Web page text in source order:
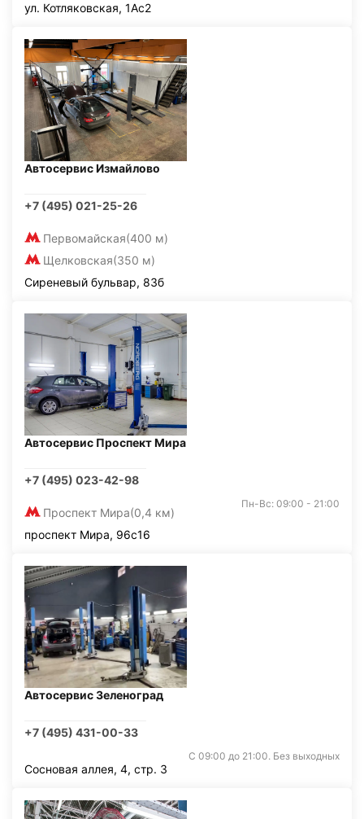
ул. Котляковская, 1Ас2
Автосервис Измайлово
+7 (495) 021-25-26
Первомайская(400 м)
Щелковская(350 м)
Сиреневый бульвар, 83б
Автосервис Проспект Мира
+7 (495) 023-42-98
Проспект Мира(0,4 км)
Пн-Вс: 09:00 - 21:00
проспект Мира, 96с16
Автосервис Зеленоград
+7 (495) 431-00-33
С 09:00 до 21:00. Без выходных
Сосновая аллея, 4, стр. 3